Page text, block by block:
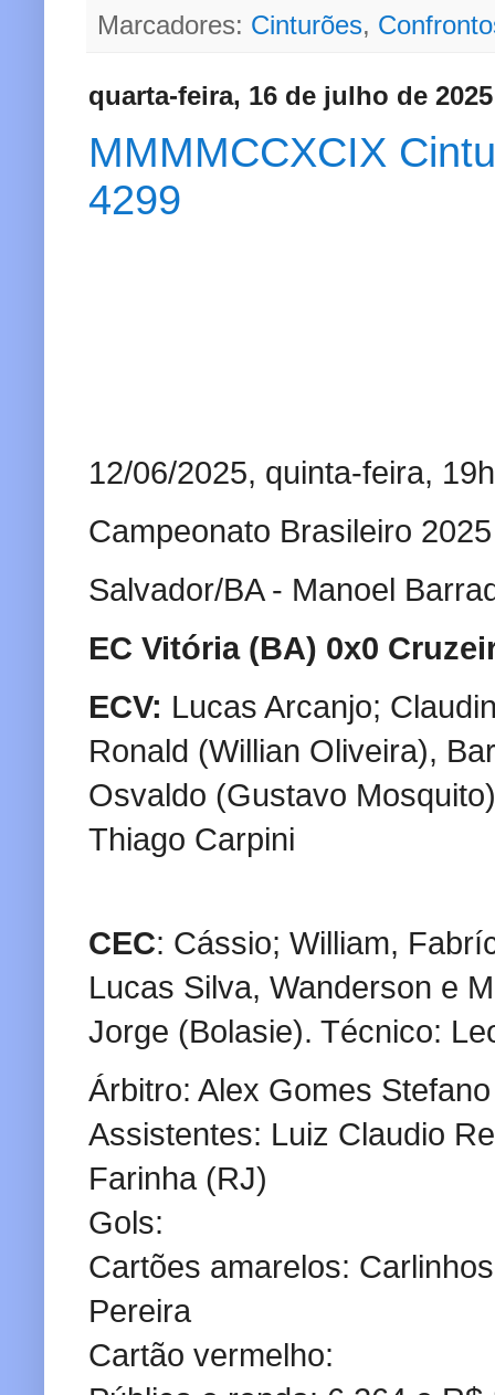
Marcadores: Cinturões,
quarta-feira, 16 de julho de 2025
MMMMCCXCIX
4299
12/06/2025, quinta-feira,
Campeonato Brasileiro
Salvador/BA - Manoel
EC Vitória (BA) 0x0
ECV: Lucas Arcanjo;
Ronald (Willian Oliveira),
Osvaldo (Gustavo
Thiago Carpini
CEC: Cássio; William,
Lucas Silva, Wanderson e
Jorge (Bolasie). Técnico:
Árbitro: Alex Gomes
Assistentes: Luiz Claudio
Farinha (RJ)
Gols:
Cartões amarelos:
Pereira
Cartão vermelho: